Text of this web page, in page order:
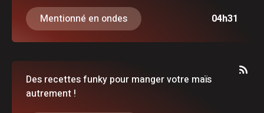
Mentionné en ondes 04h31
Des recettes funky pour manger votre maïs
autrement !